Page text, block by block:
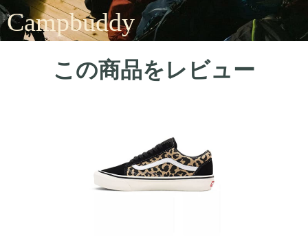
Campbuddy
この商品をレビュー